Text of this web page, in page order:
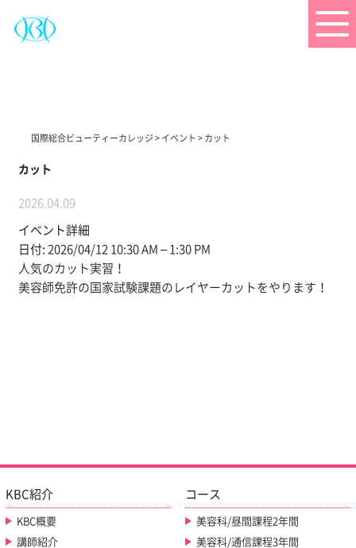
国際総合ビューティーカレッジ> イベント > カット
カット
2026.04.09
イベント詳細
日付: 2026/04/12 10:30 AM – 1:30 PM
人気のカット実習！
美容師免許の国家試験課題のレイヤーカットをやります！
KBC紹介
KBC概要
講師紹介
コース
美容科/昼間課程2年間
美容科/通信課程3年間